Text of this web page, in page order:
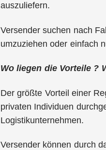
auszuliefern.
Versender suchen nach
umzuziehen oder einfach
Wo liegen die Vorteile ?
Der größte Vorteil einer
privaten Individuen
Logistikunternehmen.
Versender können durch